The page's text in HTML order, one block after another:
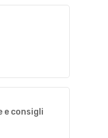
e consigli